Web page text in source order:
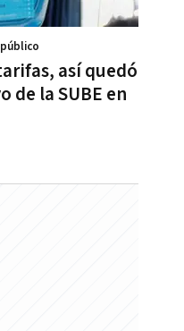
así quedó
de la SUBE en